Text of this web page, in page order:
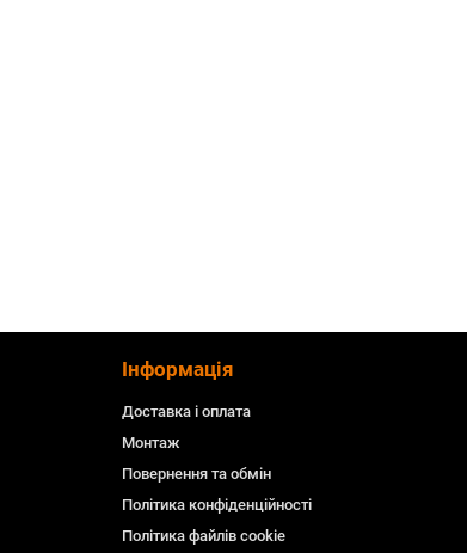
Інформація
Доставка і оплата
Монтаж
Повернення та обмін
Політика конфіденційності
Політика файлів cookie